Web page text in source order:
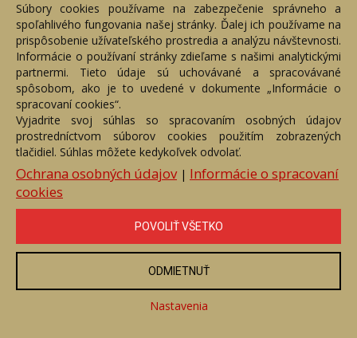
Číslo položky: 156105
Cena: 420 €
ZOBRAZIŤ
Súbory cookies používame na zabezpečenie správneho a
spoľahlivého fungovania našej stránky. Ďalej ich používame na
prispôsobenie užívateľského prostredia a analýzu návštevnosti.
Informácie o používaní stránky zdieľame s našimi analytickými
partnermi. Tieto údaje sú uchovávané a spracovávané
spôsobom, ako je to uvedené v dokumente „Informácie o
spracovaní cookies“.
Vyjadrite svoj súhlas so spracovaním osobných údajov
prostredníctvom súborov cookies použitím zobrazených
tlačidiel. Súhlas môžete kedykoľvek odvolať.
Ochrana osobných údajov| Informácie o spracovaní
cookies
POVOLIŤ VŠETKO
ODMIETNUŤ
Nastavenia